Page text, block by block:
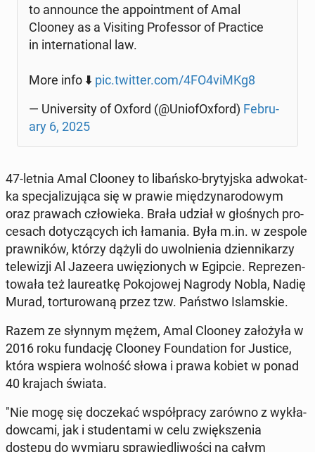
to an­no­un­ce the ap­po­int­ment of Amal
Clooney as a Vi­si­ting Pro­fes­sor of Prac­ti­ce
in in­ter­na­tio­nal law.
More info ⬇️ pic.twitter.com/4FO4viMKg8
— Uni­ver­si­ty of Oxford (@Unio­fO­xford) Fe­bru­
ary 6, 2025
47-letnia Amal Clooney to li­bań­sko-bry­tyj­ska ad­wo­kat­
ka spe­cja­li­zu­ją­ca się w prawie mię­dzy­na­ro­do­wym
oraz prawach czło­wie­ka. Brała udział w gło­śnych pro­
ce­sach do­ty­czą­cych ich łamania. Była m.in. w zespole
praw­ni­ków, którzy dążyli do uwol­nie­nia dzien­ni­ka­rzy
te­le­wi­zji Al Jazeera uwię­zio­nych w Egipcie. Re­pre­zen­
to­wa­ła też lau­re­at­kę Po­ko­jo­wej Nagrody Nobla, Nadię
Murad, tor­tu­ro­wa­ną przez tzw. Państwo Is­lam­skie.
Razem ze słynnym mężem, Amal Clooney za­ło­ży­ła w
2016 roku fun­da­cję Clooney Fo­un­da­tion for Justice,
która wspiera wolność słowa i prawa kobiet w ponad
40 krajach świata.
"Nie mogę się do­cze­kać współ­pra­cy zarówno z wy­kła­
dow­ca­mi, jak i stu­den­ta­mi w celu zwięk­sze­nia
dostępu do wymiaru spra­wie­dli­wo­ści na całym